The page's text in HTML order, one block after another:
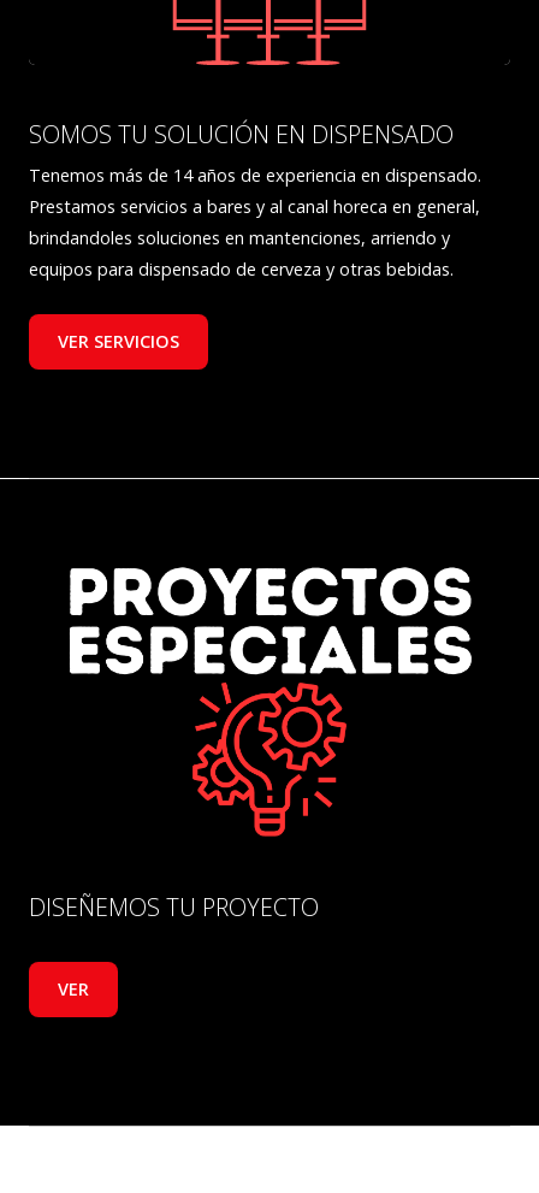
SOMOS TU SOLUCIÓN EN DISPENSADO
Tenemos más de 14 años de experiencia en dispensado.
Prestamos servicios a bares y al canal horeca en general,
brindandoles soluciones en mantenciones, arriendo y
equipos para dispensado de cerveza y otras bebidas.
VER SERVICIOS
DISEÑEMOS TU PROYECTO
VER